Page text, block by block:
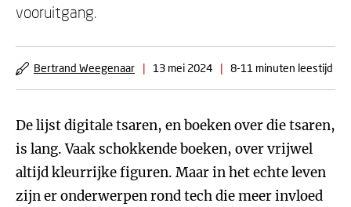
vooruitgang.
Bertrand Weegenaar | 13 mei 2024 | 8-11 minuten leestijd
De lijst digitale tsaren, en boeken over die tsaren,
is lang. Vaak schokkende boeken, over vrijwel
altijd kleurrijke figuren. Maar in het echte leven
zijn er onderwerpen rond tech die meer invloed